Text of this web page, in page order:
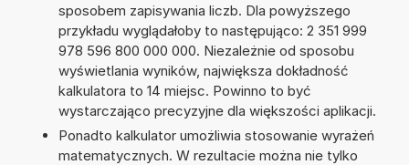
sposobem zapisywania liczb. Dla powyższego
przykładu wyglądałoby to następująco: 2 351 999
978 596 800 000 000. Niezależnie od sposobu
wyświetlania wyników, największa dokładność
kalkulatora to 14 miejsc. Powinno to być
wystarczająco precyzyjne dla większości aplikacji.
Ponadto kalkulator umożliwia stosowanie wyrażeń
matematycznych. W rezultacie można nie tylko